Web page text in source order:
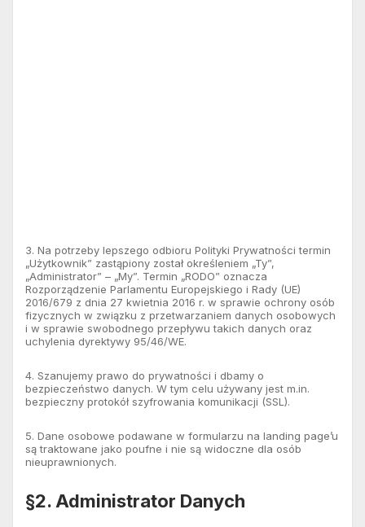
3. Na potrzeby lepszego odbioru Polityki Prywatności termin
„Użytkownik” zastąpiony został określeniem „Ty”,
„Administrator” – „My”. Termin „RODO” oznacza
Rozporządzenie Parlamentu Europejskiego i Rady (UE)
2016/679 z dnia 27 kwietnia 2016 r. w sprawie ochrony osób
fizycznych w związku z przetwarzaniem danych osobowych
i w sprawie swobodnego przepływu takich danych oraz
uchylenia dyrektywy 95/46/WE.
4. Szanujemy prawo do prywatności i dbamy o
bezpieczeństwo danych. W tym celu używany jest m.in.
bezpieczny protokół szyfrowania komunikacji (SSL).
5. Dane osobowe podawane w formularzu na landing page’u
są traktowane jako poufne i nie są widoczne dla osób
nieuprawnionych.
§2. Administrator Danych